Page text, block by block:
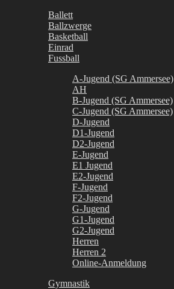
Ballett
Ballzwerge
Basketball
Einrad
Fussball
A-Jugend (SG Ammersee)
AH
B-Jugend (SG Ammersee)
C-Jugend (SG Ammersee)
D-Jugend
D1-Jugend
D2-Jugend
E-Jugend
E1 Jugend
E2-Jugend
F-Jugend
F2-Jugend
G-Jugend
G1-Jugend
G2-Jugend
Herren
Herren 2
Online-Anmeldung
Gymnastik